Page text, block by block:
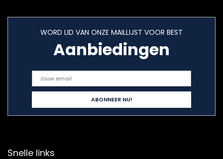
WORD LID VAN ONZE MAILLIJST VOOR BEST
Aanbiedingen
Snelle links